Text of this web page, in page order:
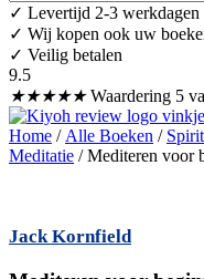
✓ Levertijd 2-3 werkdagen
✓ Wij kopen ook uw
✓ Veilig betalen
9.5
★★★★★ Waardering 5
Home / Alle Boeken /
Meditatie / Mediteren voor
Jack Kornfield